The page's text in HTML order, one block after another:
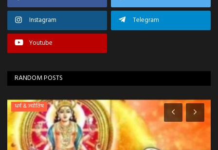
Instagram Telegram
Youtube
RANDOM POSTS
धर्म & ज्योतिष